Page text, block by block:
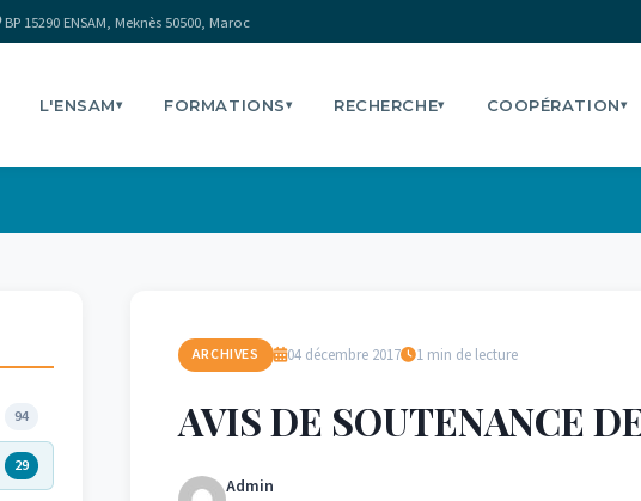
BP 15290 ENSAM, Meknès 50500, Maroc
L'ENSAM▾ FORMATIONS▾ RECHERCHE▾ COOPÉRATION▾
94
29
ARCHIVES 04 décembre 2017 1 min de lecture
AVIS DE SOUTENANCE
Admin